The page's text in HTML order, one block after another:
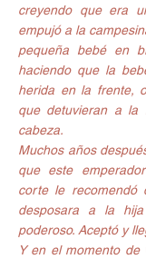
creyendo que era
empujó a la
pequeña bebé en
haciendo que la
herida en la frente,
que detuvieran a
cabeza.
Muchos años
que este
corte le
desposara a la
poderoso. Aceptó y
Y en el momento